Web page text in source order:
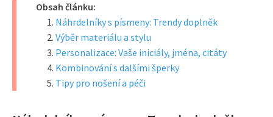
Obsah článku:
Náhrdelníky s písmeny: Trendy doplněk
Výběr materiálu a stylu
Personalizace: Vaše iniciály, jména, citáty
Kombinování s dalšími šperky
Tipy pro nošení a péči